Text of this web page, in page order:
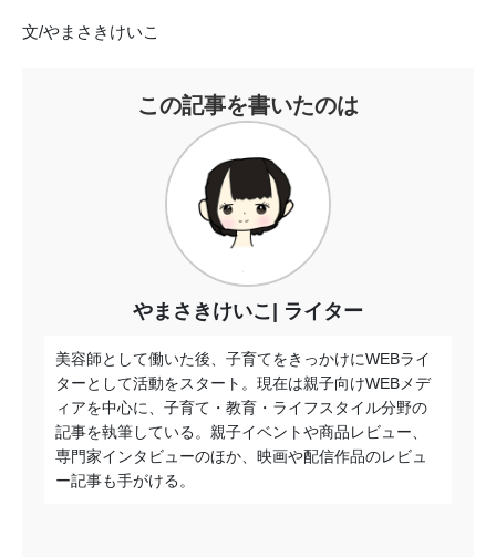
文/やまさきけいこ
この記事を書いたのは
やまさきけいこ ライター
美容師として働いた後、子育てをきっかけにWEBライ
ターとして活動をスタート。現在は親子向けWEBメデ
ィアを中心に、子育て・教育・ライフスタイル分野の
記事を執筆している。親子イベントや商品レビュー、
専門家インタビューのほか、映画や配信作品のレビュ
ー記事も手がける。